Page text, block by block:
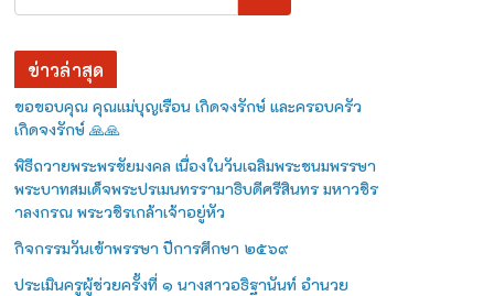
ข่าวล่าสุด
ขอขอบคุณ คุณแม่บุญเรือน เกิดจงรักษ์ และครอบครัว
เกิดจงรักษ์ 🙏🙏
พิธีถวายพระพรชัยมงคล เนื่องในวันเฉลิมพระชนมพรรษา
พระบาทสมเด็จพระปรเมนทรรามาธิบดีศรีสินทร มหาวชิร
าลงกรณ พระวชิรเกล้าเจ้าอยู่หัว
กิจกรรมวันเข้าพรรษา ปีการศึกษา ๒๕๖๙
ประเมินครูผู้ช่วยครั้งที่ ๑ นางสาวอธิฐานันท์ อำนวย